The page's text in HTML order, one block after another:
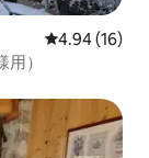
レビュー16
4.94 (16)
）